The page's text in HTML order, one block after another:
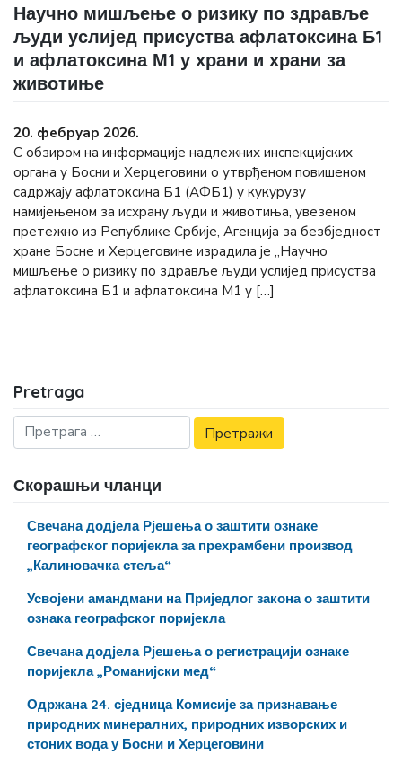
Научно мишљење о ризику по здравље
људи услијед присуства афлатоксина Б1
и афлатоксина М1 у храни и храни за
животиње
20. фебруар 2026.
С обзиром на информације надлежних инспекцијских
органа у Босни и Херцеговини о утврђеном повишеном
садржају афлатоксина Б1 (АФБ1) у кукурузу
намијењеном за исхрану људи и животиња, увезеном
претежно из Републике Србије, Агенција за безбједност
хране Босне и Херцеговине израдила је „Научно
мишљење о ризику по здравље људи услијед присуства
афлатоксина Б1 и афлатоксина М1 у […]
Pretraga
Скорашњи чланци
Свечана додјела Рјешења о заштити ознаке
географског поријекла за прехрамбени производ
„Калиновачка стеља“
Усвојени амандмани на Приједлог закона о заштити
ознака географског поријекла
Свечана додјела Рјешења о регистрацији ознаке
поријекла „Романијски мед“
Одржана 24. сједница Комисије за признавање
природних минералних, природних изворских и
стоних вода у Босни и Херцеговини